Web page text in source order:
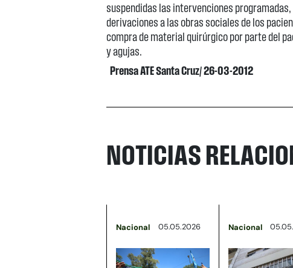
suspendidas las intervenciones
derivaciones a las obras sociales de los
compra de material quirúrgico por parte del
y agujas.
Prensa ATE Santa Cruz/ 26-03-2012
NOTICIAS
Nacional 05.05.2026 Nacional